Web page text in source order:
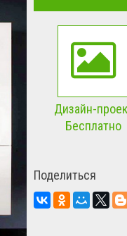
Дизайн-
Бесплатно
Поделиться